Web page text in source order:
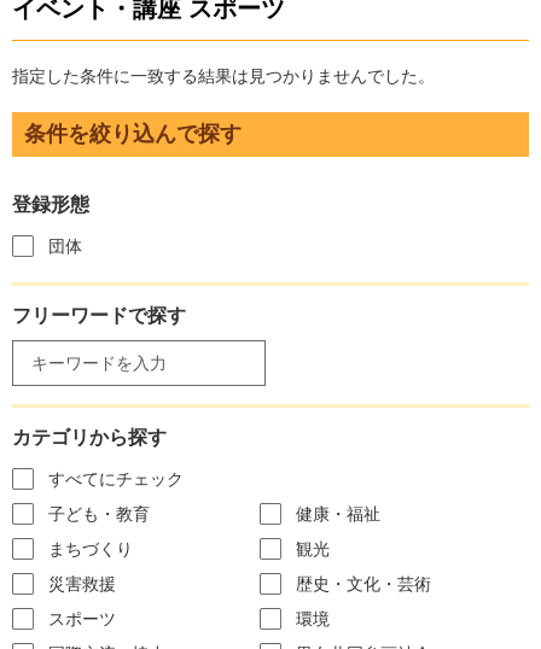
イベント・講座 スポーツ
指定した条件に一致する結果は見つかりませんでした。
条件を絞り込んで探す
登録形態
団体
フリーワードで探す
カテゴリから探す
すべてにチェック
子ども・教育
健康・福祉
まちづくり
観光
災害救援
歴史・文化・芸術
スポーツ
環境